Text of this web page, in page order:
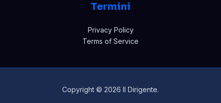
Termini
Privacy Policy
Terms of Service
Copyright © 2026 Il Dirigente.